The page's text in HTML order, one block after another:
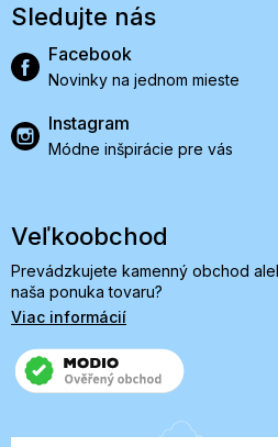
Sledujte nás
Facebook
Novinky na jednom mieste
Instagram
Módne inšpirácie pre vás
Veľkoobchod
Prevádzkujete kamenný obchod
naša ponuka tovaru?
Viac informácií